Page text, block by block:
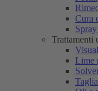
Cura
Trattamenti
Lime